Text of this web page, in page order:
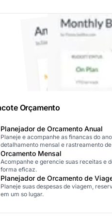
Orçamento
Planejador de Orcamento Anual
Planeje e acompanhe as financas do
detalhamento mensal e rastreamento
Orcamento Mensal
Acompanhe e gerencie suas receitas e
forma eficaz.
Planejador de Orcamento de
Planeje suas despesas de viagem,
em um so lugar.